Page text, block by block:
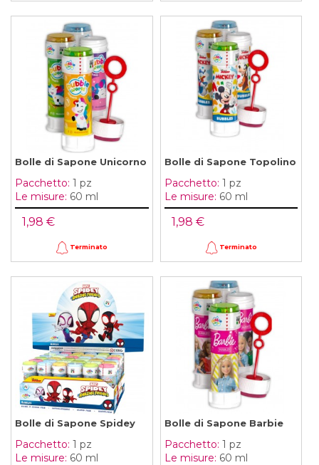
Bolle di Sapone Unicorno
Pacchetto: 1 pz
Le misure: 60 ml
1,98 €
Terminato
Bolle di Sapone Topolino
Pacchetto: 1 pz
Le misure: 60 ml
1,98 €
Terminato
Bolle di Sapone Spidey
Pacchetto: 1 pz
Le misure: 60 ml
Bolle di Sapone Barbie
Pacchetto: 1 pz
Le misure: 60 ml